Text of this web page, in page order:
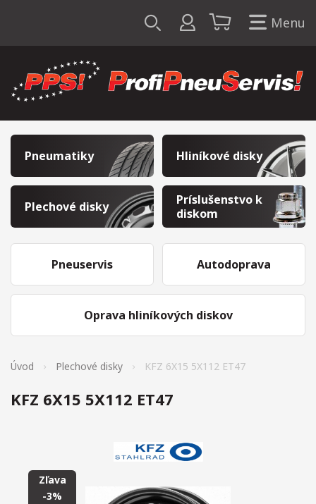
Menu
Pneumatiky Hliníkové disky
Plechové disky
Príslušenstvo k
diskom
Pneuservis
Oprava hliníkových diskov
Autodoprava
Úvod Plechové disky KFZ 6X15 5X112 ET47
KFZ 6X15 5X112 ET47
Zľava
-3%